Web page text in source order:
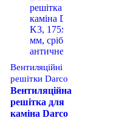
Вентиляційні
решітки Darco
Вентиляційна
решітка для
каміна Darco